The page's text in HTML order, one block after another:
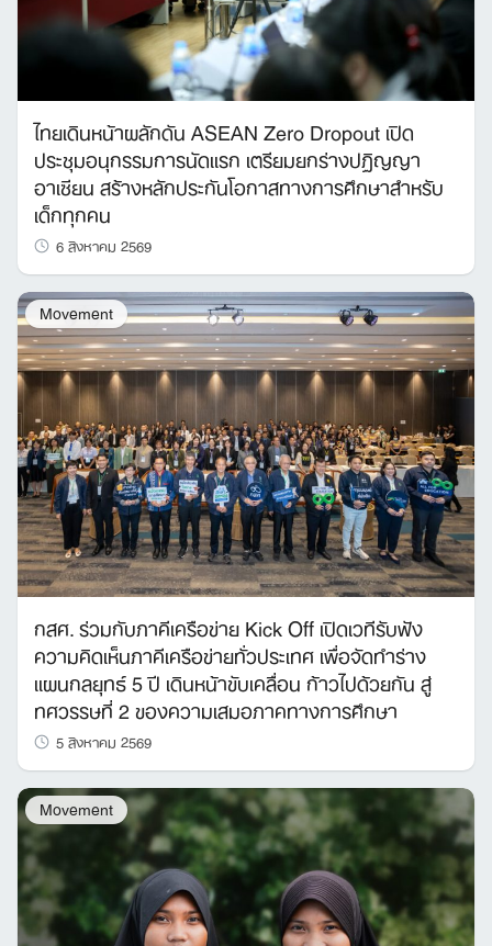
ไทยเดินหน้าผลักดัน ASEAN Zero Dropout เปิด
ประชุมอนุกรรมการนัดแรก เตรียมยกร่างปฏิญญา
อาเซียน สร้างหลักประกันโอกาสทางการศึกษาสำหรับ
เด็กทุกคน
6 สิงหาคม 2569
Movement
กสศ. ร่วมกับภาคีเครือข่าย Kick Off เปิดเวทีรับฟัง
ความคิดเห็นภาคีเครือข่ายทั่วประเทศ เพื่อจัดทำร่าง
แผนกลยุทธ์ 5 ปี เดินหน้าขับเคลื่อน ก้าวไปด้วยกัน สู่
ทศวรรษที่ 2 ของความเสมอภาคทางการศึกษา
5 สิงหาคม 2569
Movement